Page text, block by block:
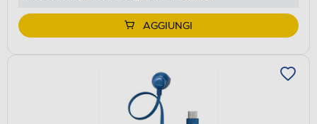
AGGIUNGI